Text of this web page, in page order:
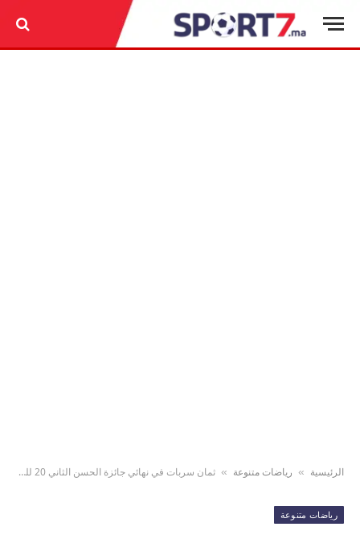
الرئيسية » رياضات متنوعة » ثمان سربات في نهائي جائزة الحسن الثاني 20 للتبوريدة
رياضات متنوعة